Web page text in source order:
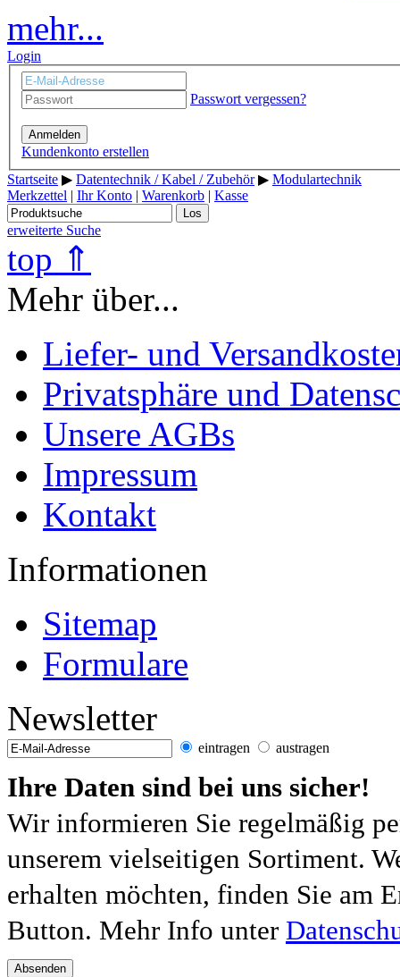
mehr...
Login
Passwort vergessen?
Anmelden
Kundenkonto erstellen
Startseite ▶ Datentechnik / Kabel / Zubehör▶ Modulartechnik
Merkzettel | Ihr Konto | Warenkorb | Kasse
Los
erweiterte Suche
top ⇑
Mehr über...
Liefer- und
Privatsphäre und
Unsere AGBs
Impressum
Kontakt
Informationen
Sitemap
Formulare
Newsletter
eintragen austragen
Ihre Daten sind bei uns sicher!
Wir informieren Sie regelmäßig
unserem vielseitigen Sortiment.
erhalten möchten, finden Sie am
Button. Mehr Info unter
Absenden